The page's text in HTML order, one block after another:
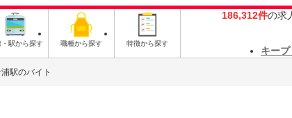
・駅から探す 職種から探す 特徴から探す
186,312件の求
キープ
駅のバイト